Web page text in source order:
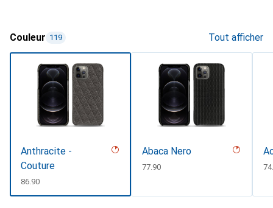
Couleur 119 Tout afficher
Anthracite -
Couture
CHF
86.90
Abaca Nero
CHF
77.90